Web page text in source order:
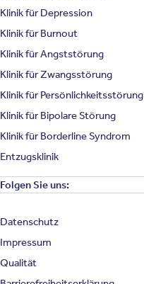
Klinik für Depression
Klinik für Burnout
Klinik für Angststörung
Klinik für Zwangsstörung
Klinik für Persönlichkeitsstörung
Klinik für Bipolare Störung
Klinik für Borderline Syndrom
Entzugsklinik
Folgen Sie uns:
Datenschutz
Impressum
Qualität